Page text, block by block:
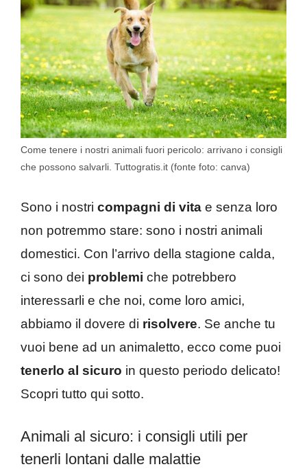
Come tenere i nostri animali fuori pericolo: arrivano i consigli
che possono salvarli. Tuttogratis.it (fonte foto: canva)
Sono i nostri compagni di vita e senza loro
non potremmo stare: sono i nostri animali
domestici. Con l’arrivo della stagione calda,
ci sono dei problemi che potrebbero
interessarli e che noi, come loro amici,
abbiamo il dovere di risolvere. Se anche tu
vuoi bene ad un animaletto, ecco come puoi
tenerlo al sicuro in questo periodo delicato!
Scopri tutto qui sotto.
Animali al sicuro: i consigli utili per
tenerli lontani dalle malattie